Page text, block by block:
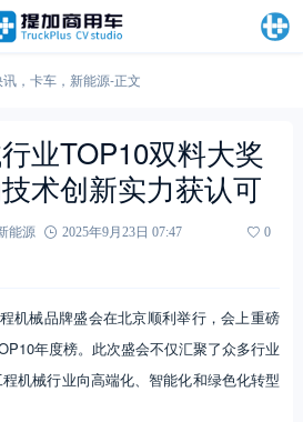
讯， 卡车， 新能源-正文
业TOP10双料大奖
术创新实力获认可
能源 2025年9月23日 07:47
0
机械品牌盛会在北京顺利举行，会上重磅
年度榜。此次盛会不仅汇聚了众多行业
机械行业向高端化、智能化和绿色化转型